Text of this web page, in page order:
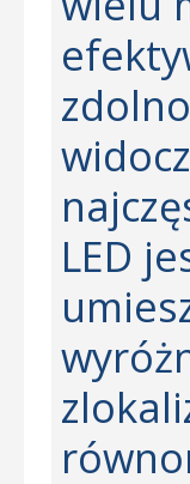
LED